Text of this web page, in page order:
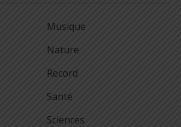
Musique
Nature
Record
Santé
Sciences